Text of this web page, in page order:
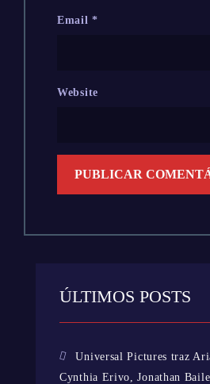
Email*
Website
ÚLTIMOS POSTS
Universal Pictures traz
Cynthia Erivo, Jonathan